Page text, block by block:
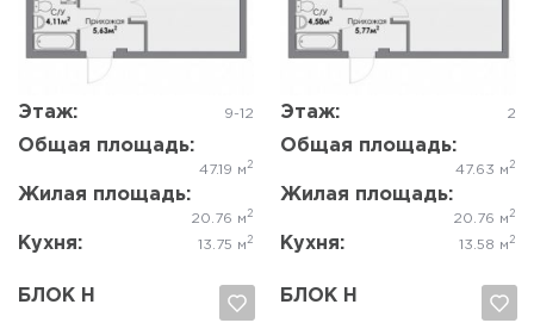
Этаж: 9-12
Общая площадь:
47.19 м 2
Жилая площадь:
20.76 м 2
Кухня: 13.75 м 2
Этаж: 2
Общая площадь:
47.63 м 2
Жилая площадь:
20.76 м 2
Кухня: 13.58 м 2
БЛОК Н БЛОК Н